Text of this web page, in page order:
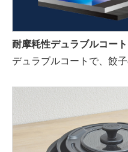
耐摩耗性デュラブルコート
デュラブルコートで、餃